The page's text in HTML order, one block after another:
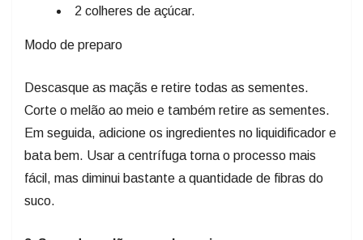
2 colheres de açúcar.
Modo de preparo
Descasque as maçãs e retire todas as sementes.
Corte o melão ao meio e também retire as sementes.
Em seguida, adicione os ingredientes no liquidificador e
bata bem. Usar a centrífuga torna o processo mais
fácil, mas diminui bastante a quantidade de fibras do
suco.